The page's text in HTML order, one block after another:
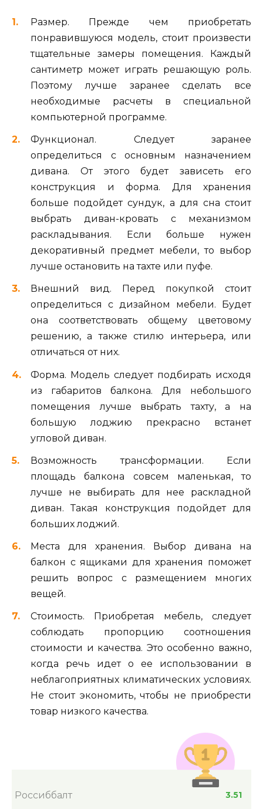
Размер. Прежде чем приобретать
понравившуюся модель, стоит произвести
тщательные замеры помещения. Каждый
сантиметр может играть решающую роль.
Поэтому лучше заранее сделать все
необходимые расчеты в специальной
компьютерной программе.
Функционал. Следует заранее
определиться с основным назначением
дивана. От этого будет зависеть его
конструкция и форма. Для хранения
больше подойдет сундук, а для сна стоит
выбрать диван-кровать с механизмом
раскладывания. Если больше нужен
декоративный предмет мебели, то выбор
лучше остановить на тахте или пуфе.
Внешний вид. Перед покупкой стоит
определиться с дизайном мебели. Будет
она соответствовать общему цветовому
решению, а также стилю интерьера, или
отличаться от них.
Форма. Модель следует подбирать исходя
из габаритов балкона. Для небольшого
помещения лучше выбрать тахту, а на
большую лоджию прекрасно встанет
угловой диван.
Возможность трансформации. Если
площадь балкона совсем маленькая, то
лучше не выбирать для нее раскладной
диван. Такая конструкция подойдет для
больших лоджий.
Места для хранения. Выбор дивана на
балкон с ящиками для хранения поможет
решить вопрос с размещением многих
вещей.
Стоимость. Приобретая мебель, следует
соблюдать пропорцию соотношения
стоимости и качества. Это особенно важно,
когда речь идет о ее использовании в
неблагоприятных климатических условиях.
Не стоит экономить, чтобы не приобрести
товар низкого качества.
Россиббалт 3.51